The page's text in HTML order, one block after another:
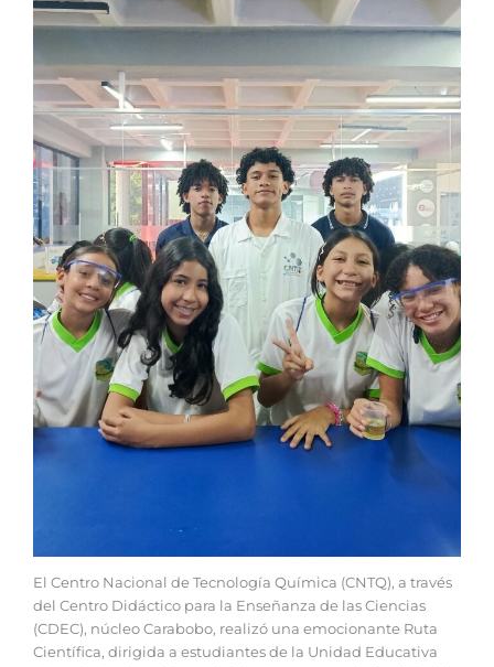
El Centro Nacional de Tecnología Química (CNTQ), a través
del Centro Didáctico para la Enseñanza de las Ciencias
(CDEC), núcleo Carabobo, realizó una emocionante Ruta
Científica, dirigida a estudiantes de la Unidad Educativa